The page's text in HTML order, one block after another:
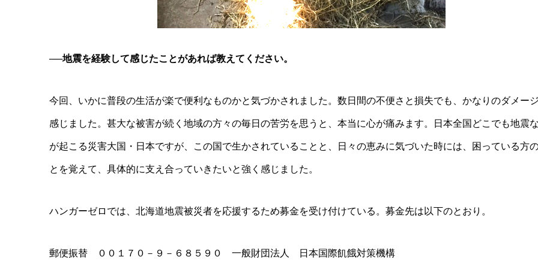
──地震を経験して感じたことがあれば教えてください。
今回、いかに普段の生活が楽で便利なものかと気づかされました。数日間の不便さと損失でも、かなりのダメー
感じました。甚大な被害が続く地域の方々の毎日の苦労を思うと、本当に心が痛みます。日本全国どこでも地震
が起こる災害大国・日本ですが、この国で生かされていることと、日々の恵みに気づいた時には、困っている方
とを覚えて、具体的に支え合っていきたいと強く感じました。
ハンガーゼロでは、北海道地震被災者を応援するため募金を受け付けている。募金先は以下のとおり。
郵便振替 ００１７０－９－６８５９０ 一般財団法人 日本国際飢餓対策機構